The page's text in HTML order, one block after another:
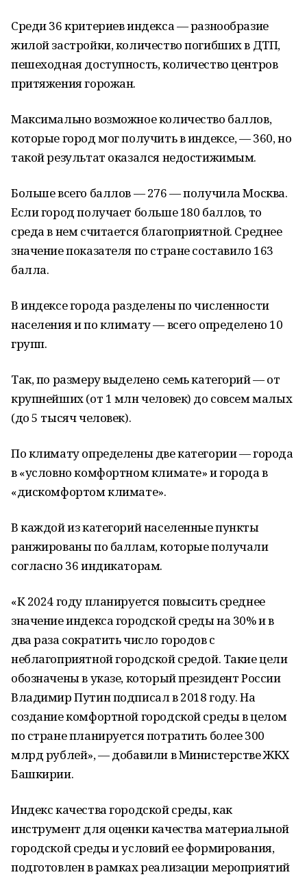
Среди 36 критериев индекса — разнообразие
жилой застройки, количество погибших в ДТП,
пешеходная доступность, количество центров
притяжения горожан.
Максимально возможное количество баллов,
которые город мог получить в индексе, — 360, но
такой результат оказался недостижимым.
Больше всего баллов — 276 — получила Москва.
Если город получает больше 180 баллов, то
среда в нем считается благоприятной. Среднее
значение показателя по стране составило 163
балла.
В индексе города разделены по численности
населения и по климату — всего определено 10
групп.
Так, по размеру выделено семь категорий — от
крупнейших (от 1 млн человек) до совсем малых
(до 5 тысяч человек).
По климату определены две категории — города
в «условно комфортном климате» и города в
«дискомфортом климате».
В каждой из категорий населенные пункты
ранжированы по баллам, которые получали
согласно 36 индикаторам.
«К 2024 году планируется повысить среднее
значение индекса городской среды на 30% и в
два раза сократить число городов с
неблагоприятной городской средой. Такие цели
обозначены в указе, который президент России
Владимир Путин подписал в 2018 году. На
создание комфортной городской среды в целом
по стране планируется потратить более 300
млрд рублей», — добавили в Министерстве ЖКХ
Башкирии.
Индекс качества городской среды, как
инструмент для оценки качества материальной
городской среды и условий ее формирования,
подготовлен в рамках реализации мероприятий